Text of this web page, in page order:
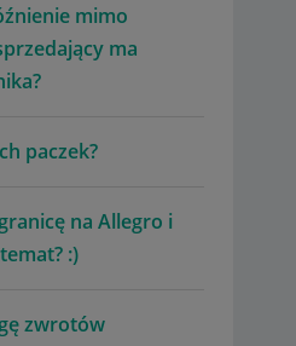
mimo
ma
paczek?
na Allegro i
:)
zwrotów